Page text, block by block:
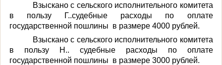
Взыскано с сельского исполнительного комитета
в пользу Г..судебные расходы по оплате
государственной пошлины в размере 4000 рублей.
Взыскано с сельского исполнительного комитета
в пользу Н.. судебные расходы по оплате
государственной пошлины в размере 3000 рублей.